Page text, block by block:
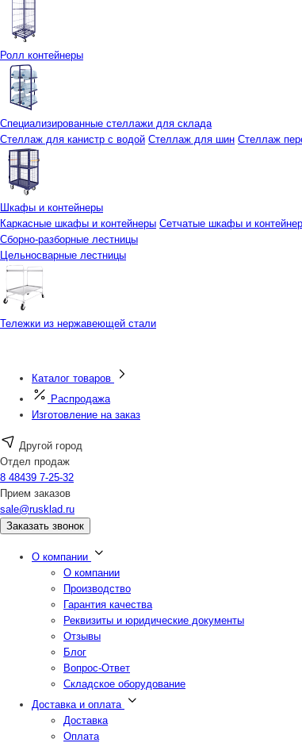
Ролл контейнеры
Специализированные стеллажи для склада
Стеллаж для канистр с водой Стеллаж для шин Стеллаж
Шкафы и контейнеры
Каркасные шкафы и контейнеры Сетчатые шкафы и
Сборно-разборные лестницы
Цельносварные лестницы
Тележки из нержавеющей стали
Каталог товаров
Распродажа
Изготовление на заказ
Другой город
Отдел продаж
8 48439 7-25-32
Прием заказов
sale@rusklad.ru
Заказать звонок
О компании
О компании
Производство
Гарантия качества
Реквизиты и юридические документы
Отзывы
Блог
Вопрос-Ответ
Складское оборудование
Доставка и оплата
Доставка
Оплата